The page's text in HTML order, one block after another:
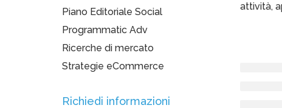
attività,
Piano Editoriale Social
Programmatic Adv
Ricerche di mercato
Strategie eCommerce
Richiedi informazioni